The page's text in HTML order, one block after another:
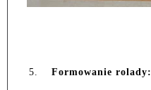
5. Formowanie rolady: